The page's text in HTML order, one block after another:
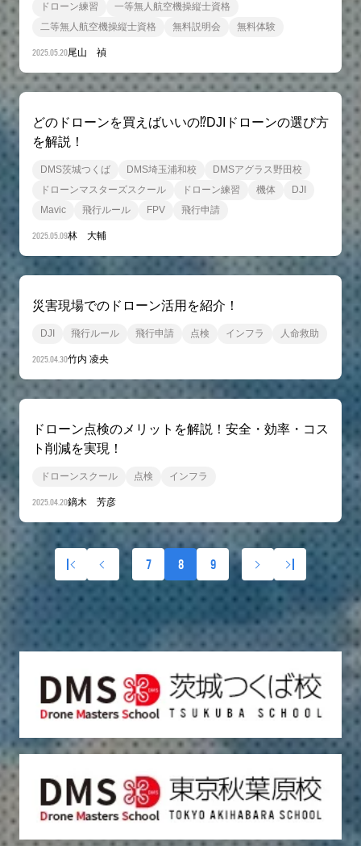
ドローン練習
一等無人航空機操縦士資格
二等無人航空機操縦士資格
無料説明会 無料体験
2025.05.20尾山 禎
どのドローンを買えばいいの⁉DJIドローンの選び方
を解説！
DMS茨城つくば DMS埼玉浦和校
DMSアグラス野田校
ドローンマスターズスクール
ドローン練習 機体
DJI
Mavic
飛行ルール FPV 飛行申請
2025.05.09林 大輔
災害現場でのドローン活用を紹介！
DJI 飛行ルール 飛行申請 点検 インフラ 人命救助
2025.04.30竹内 凌央
ドローン点検のメリットを解説！安全・効率・コス
ト削減を実現！
ドローンスクール 点検 インフラ
2025.04.20鏑木 芳彦
7 8 9